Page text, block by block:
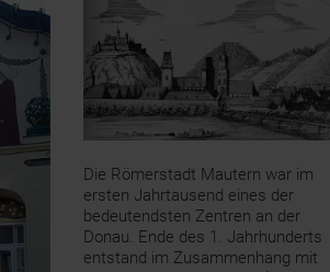
Die Römerstadt Mautern war im
ersten Jahrtausend eines der
bedeutendsten Zentren an der
Donau. Ende des 1. Jahrhunderts
entstand im Zusammenhang mit